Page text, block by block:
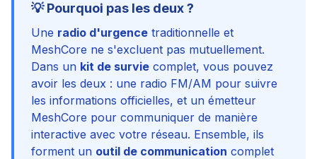
💡 Pourquoi pas les deux ?
Une radio d'urgence traditionnelle et
MeshCore ne s'excluent pas mutuellement.
Dans un kit de survie complet, vous pouvez
avoir les deux : une radio FM/AM pour suivre
les informations officielles, et un émetteur
MeshCore pour communiquer de manière
interactive avec votre réseau. Ensemble, ils
forment un outil de communication complet